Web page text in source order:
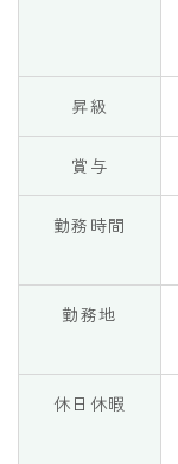
昇級
賞与
勤務時間
勤務地
休日休暇